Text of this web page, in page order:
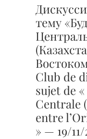
тему
Club de
sujet de «
Centrale
entre
» — 19/11/